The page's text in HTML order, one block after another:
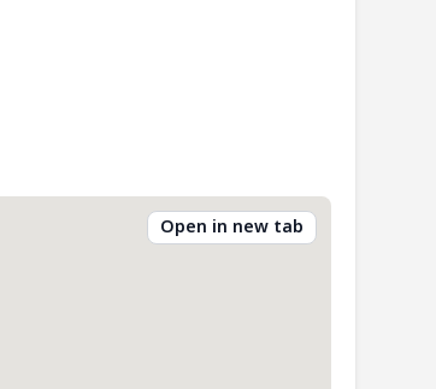
Open in new tab